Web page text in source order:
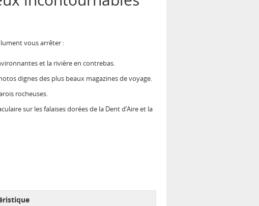
vous arrêter :
et la rivière en contrebas.
dignes des plus beaux magazines de voyage.
rocheuses.
sur les falaises dorées de la Dent d’Aire et la